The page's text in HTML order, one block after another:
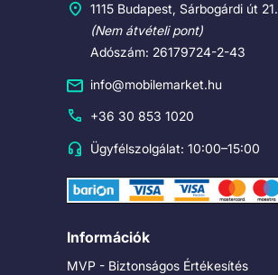
1115 Budapest, Sárbogárdi út 21.
(Nem átvételi pont)
Adószám: 26179724-2-43
info@mobilemarket.hu
+36 30 853 1020
Ügyfélszolgálat: 10:00–15:00
Információk
MVP - Biztonságos Értékesítés